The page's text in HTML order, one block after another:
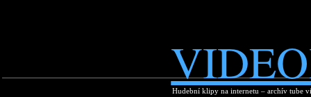
Hudební klipy na internetu – archív tube